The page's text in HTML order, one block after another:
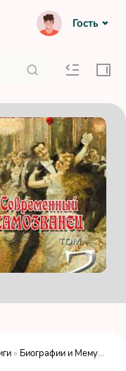
Гость
» Биографии и Мемуары